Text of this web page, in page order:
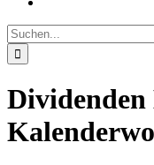
Suche
nach: